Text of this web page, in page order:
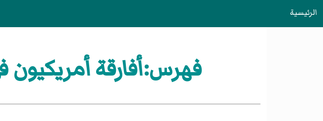
الرئيسية
فهرس:أفارقة أمريكيون